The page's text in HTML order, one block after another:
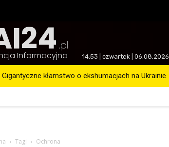
.pl
Informacyjna 14:53 | czwartek | 06.08.2026
Gigantyczne kłamstwo o ekshumacjach na Ukrainie
Tagi Ochrona